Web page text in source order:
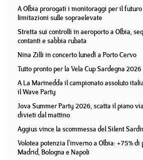
A Olbia prorogati i monitoraggi per il
limitazioni sulle sopraelevate
Stretta sui controlli in aeroporto a Olbia,
contanti e sabbia rubata
Nina Zilli in concerto lunedì a Porto Cervo
Tutto pronto per la Vela Cup Sardegna
A La Marinedda il campionato assoluto
il Wave Party
Jova Summer Party 2026, scatta il piano
divieti dal mattino
Aggius vince la scommessa del Silent
Volotea potenzia l'inverno a Olbia: +75%
Madrid, Bologna e Napoli